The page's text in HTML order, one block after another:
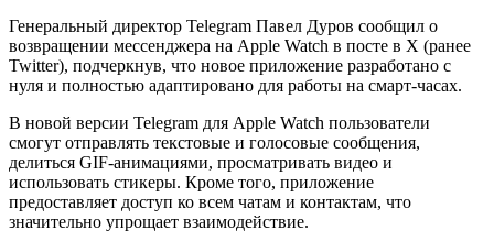
Генеральный директор Telegram Павел Дуров сообщил о
возвращении мессенджера на Apple Watch в посте в X (ранее
Twitter), подчеркнув, что новое приложение разработано с
нуля и полностью адаптировано для работы на смарт-часах.
В новой версии Telegram для Apple Watch пользователи
смогут отправлять текстовые и голосовые сообщения,
делиться GIF-анимациями, просматривать видео и
использовать стикеры. Кроме того, приложение
предоставляет доступ ко всем чатам и контактам, что
значительно упрощает взаимодействие.